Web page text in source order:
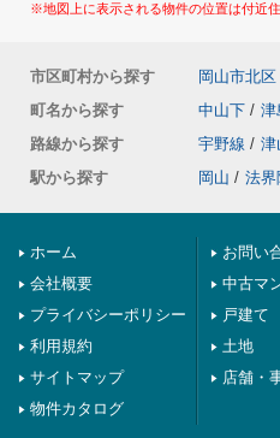
※地図上に表示される物件の位置は付近
市区町村から探す 岡山市北区
町名から探す
中山下 / 津
路線から探す
宇野線 / 津
駅から探す
岡山 / 法界
ホーム
会社概要
プライバシーポリシー
利用規約
サイトマップ
物件カタログ
お問い
中古マ
戸建て
土地
店舗・